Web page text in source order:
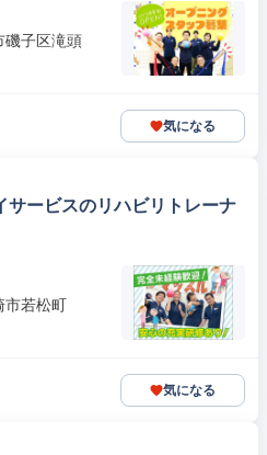
磯子区滝頭
気になる
サービスのリハビリトレーナ
市若松町
気になる